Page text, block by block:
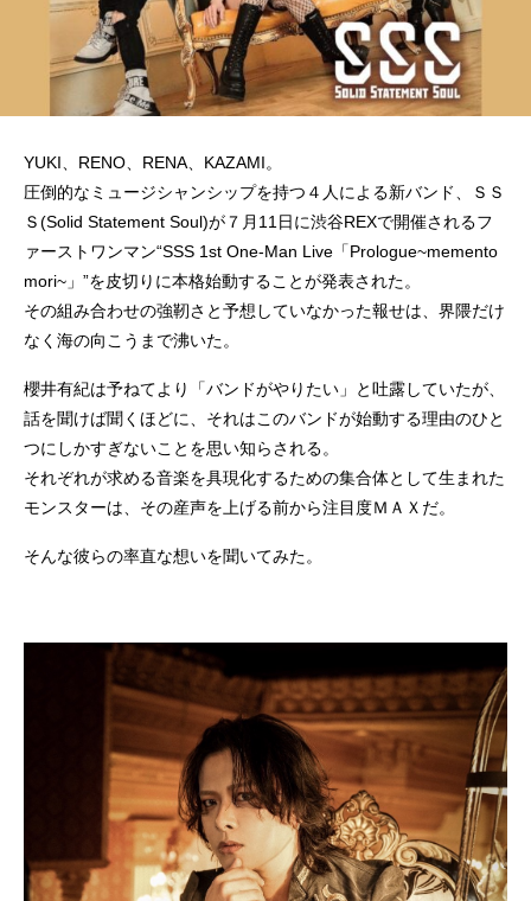
YUKI、RENO、RENA、KAZAMI。
圧倒的なミュージシャンシップを持つ４人による新バンド、ＳＳ
Ｓ(Solid Statement Soul)が７月11日に渋谷REXで開催されるフ
ァーストワンマン“SSS 1st One-Man Live「Prologue~memento
mori~」”を皮切りに本格始動することが発表された。
その組み合わせの強靭さと予想していなかった報せは、界隈だけ
なく海の向こうまで沸いた。
櫻井有紀は予ねてより「バンドがやりたい」と吐露していたが、
話を聞けば聞くほどに、それはこのバンドが始動する理由のひと
つにしかすぎないことを思い知らされる。
それぞれが求める音楽を具現化するための集合体として生まれた
モンスターは、その産声を上げる前から注目度ＭＡＸだ。
そんな彼らの率直な想いを聞いてみた。